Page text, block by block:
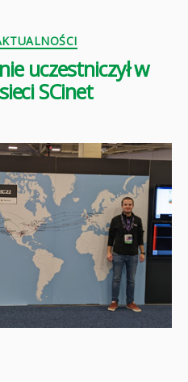
Kategorie
uczestniczył w
SCinet